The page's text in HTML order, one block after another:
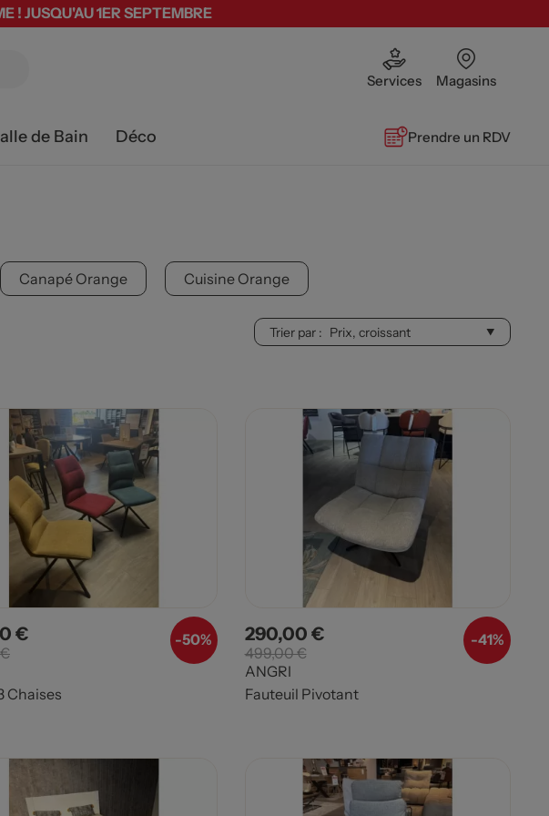
! JUSQU'AU 1ER SEPTEMBRE
Services Magasins
de Bain Déco Prendre un RDV
Canapé Orange Cuisine Orange
Trier par :
-50%
€Prix de base
Chaises
-41%
Prix
290,00 €Prix de base
499,00 €
ANGRI
Fauteuil Pivotant